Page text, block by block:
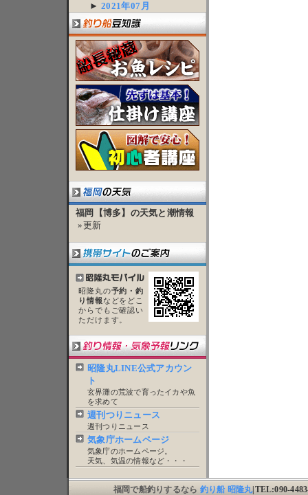
► 2021年07月
福岡【博多】の天気と潮情報
»更新
昭隆丸の予約・釣
り情報などをどこ
からでもご確認い
ただけます。
昭隆丸LINE公式アカウン
ト
玄界灘の荒波で育ったイカや魚
を求めて
週刊つりニュース
週刊つりニュース
気象庁ホームページ
気象庁のホームページ。
天気、気温の情報など・・・
福岡で船釣りするなら 釣り船 昭隆丸|TEL:090-